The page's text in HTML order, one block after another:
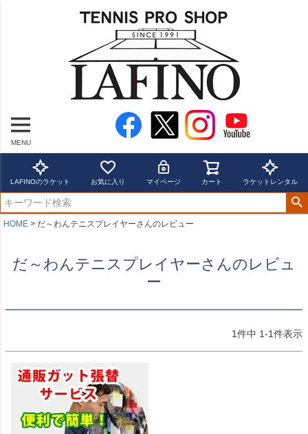
MENU
LAFINOのラケット お気に入り マイページ カート ラケットレンタル
HOME だ～わんテニスプレイヤーさんのレビュー
だ～わんテニスプレイヤーさんのレビュ
ー
1件中 1-1件表示